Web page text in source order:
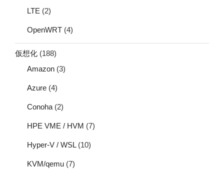
LTE (2)
OpenWRT (4)
仮想化 (188)
Amazon (3)
Azure (4)
Conoha (2)
HPE VME / HVM (7)
Hyper-V / WSL(10)
KVM/qemu (7)